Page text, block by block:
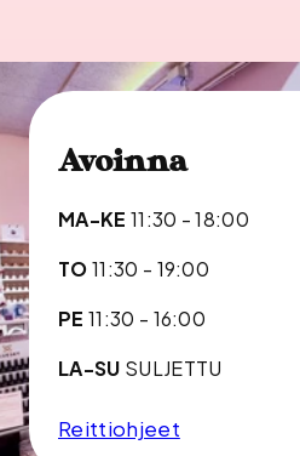
Avoinna
MA-KE 11:30 - 18:00
TO11:30 - 19:00
PE 11:30 - 16:00
LA-SU SULJETTU
Reittiohjeet